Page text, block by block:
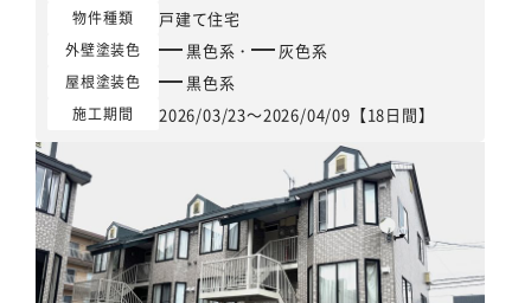
物件種類 戸建て住宅
外壁塗装色 黒色系 ・ 灰色系
屋根塗装色 黒色系
施工期間 2026/03/23～2026/04/09【18日間】